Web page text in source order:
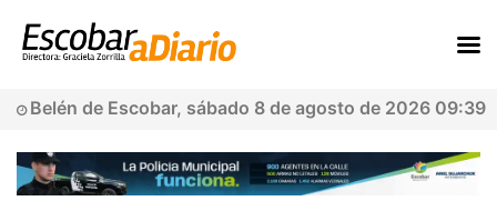
Belén de Escobar, sábado 8 de agosto de 2026 09:39